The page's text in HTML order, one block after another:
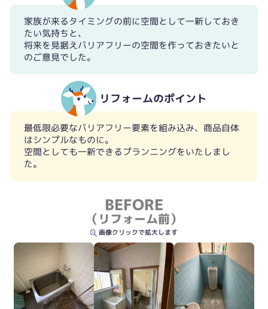
家族が来るタイミングの前に空間として一新しておき
たい気持ちと、
将来を見据えバリアフリーの空間を作っておきたいと
のご意見でした。
リフォームのポイント
最低限必要なバリアフリー要素を組み込み、商品自体
はシンプルなものに。
空間としても一新できるプランニングをいたしまし
た。
BEFORE
（リフォーム前）
画像クリックで拡大します
クロス張りの空間に新調できました